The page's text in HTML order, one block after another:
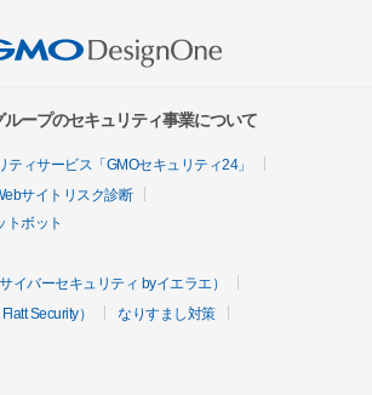
ープのセキュリティ事業について
ィサービス「GMOセキュリティ24」
サイトリスク診断
トボット
イバーセキュリティ byイエラエ）
Security）
なりすまし対策